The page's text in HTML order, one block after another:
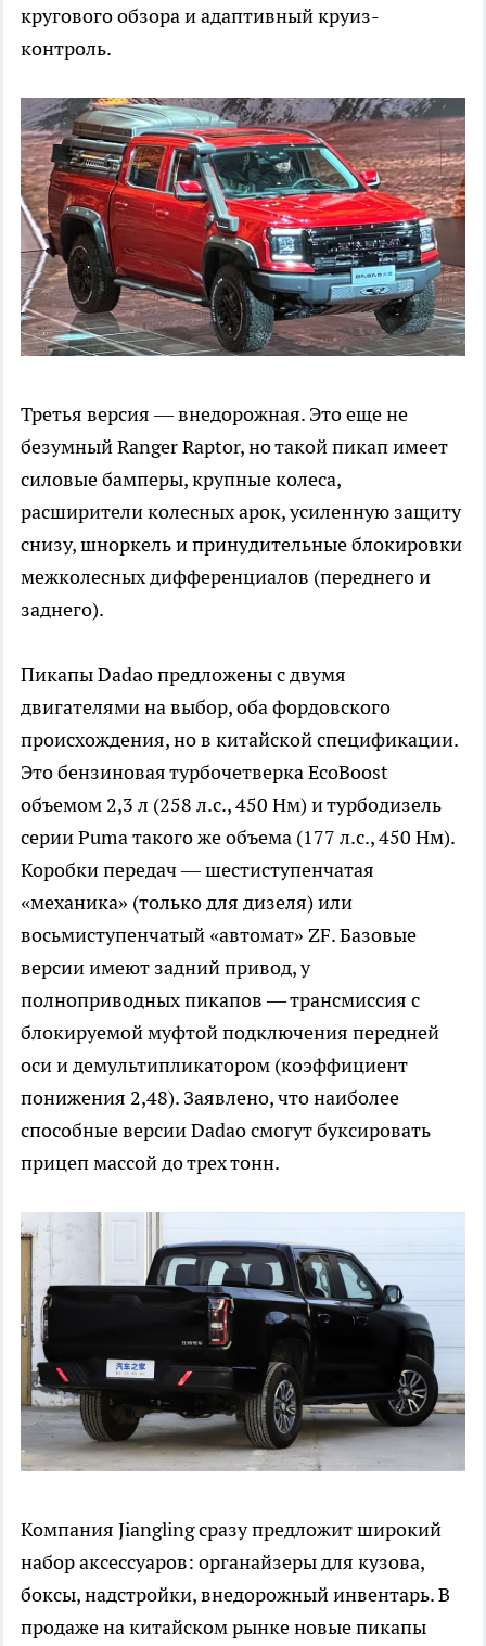
кругового обзора и адаптивный круиз-
контроль.
Третья версия — внедорожная. Это еще не
безумный Ranger Raptor, но такой пикап имеет
силовые бамперы, крупные колеса,
расширители колесных арок, усиленную защиту
снизу, шноркель и принудительные блокировки
межколесных дифференциалов (переднего и
заднего).
Пикапы Dadao предложены с двумя
двигателями на выбор, оба фордовского
происхождения, но в китайской спецификации.
Это бензиновая турбочетверка EcoBoost
объемом 2,3 л (258 л.с., 450 Нм) и турбодизель
серии Puma такого же объема (177 л.с., 450 Нм).
Коробки передач — шестиступенчатая
«механика» (только для дизеля) или
восьмиступенчатый «автомат» ZF. Базовые
версии имеют задний привод, у
полноприводных пикапов — трансмиссия с
блокируемой муфтой подключения передней
оси и демультипликатором (коэффициент
понижения 2,48). Заявлено, что наиболее
способные версии Dadao смогут буксировать
прицеп массой до трех тонн.
Компания Jiangling сразу предложит широкий
набор аксессуаров: органайзеры для кузова,
боксы, надстройки, внедорожный инвентарь. В
продаже на китайском рынке новые пикапы